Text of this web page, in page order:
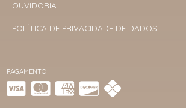
PAGAMENTO
OUVIDORIA
POLÍTICA DE PRIVACIDADE DE DADOS